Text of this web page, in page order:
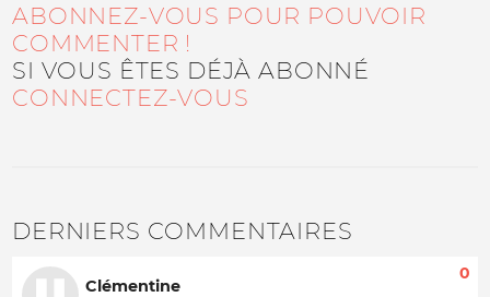
ABONNEZ-VOUS POUR POUVOIR
COMMENTER !
SI VOUS ÊTES DÉJÀ ABONNÉ
CONNECTEZ-VOUS
DERNIERS COMMENTAIRES
Clémentine
0